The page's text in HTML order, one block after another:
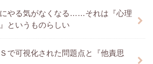
やる気がなくなる……それは『心理
というものらしい
で可視化された問題点と『他責思